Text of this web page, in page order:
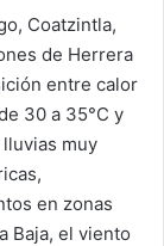
Coatzintla,
de Herrera
entre calor
30 a 35°C y
lluvias muy
en zonas
Baja, el viento